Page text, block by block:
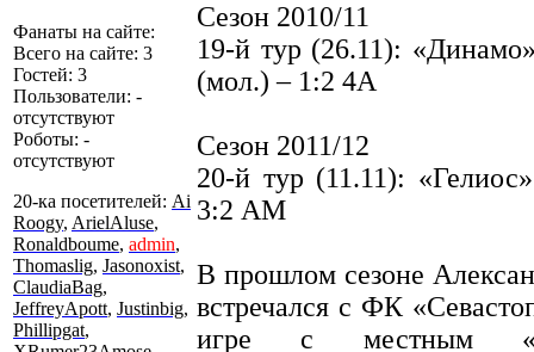
Фанаты на сайте:
Всего на сайте: 3
Гостей: 3
Пользователи: -
отсутствуют
Роботы: -
отсутствуют
20-ка посетителей: Ai
Roogy, ArielAluse,
Ronaldboume, admin,
Thomaslig, Jasonoxist,
ClaudiaBag,
JeffreyApott, Justinbig,
Phillipgat,
Сезон 2010/11
19-й тур (26.11):
(мол.) – 1:2 4А
Сезон 2011/12
20-й тур (11.11):
3:2 АМ
В прошлом сезоне
встречался с ФК
игре с местным